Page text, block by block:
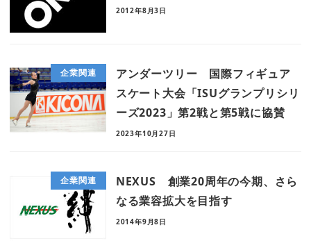
2012年8月3日
企業関連
アンダーツリー 国際フィギュア
スケート大会「ISUグランプリシリ
ーズ2023」第2戦と第5戦に協賛
2023年10月27日
企業関連
NEXUS 創業20周年の今期、さら
なる業容拡大を目指す
2014年9月8日